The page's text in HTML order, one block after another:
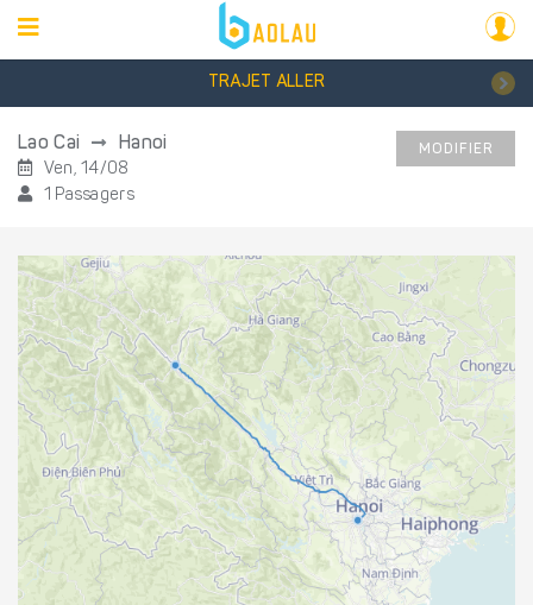
TRAJET ALLER
Lao Cai Hanoi
Ven, 14/08
1 Passagers
MODIFIER